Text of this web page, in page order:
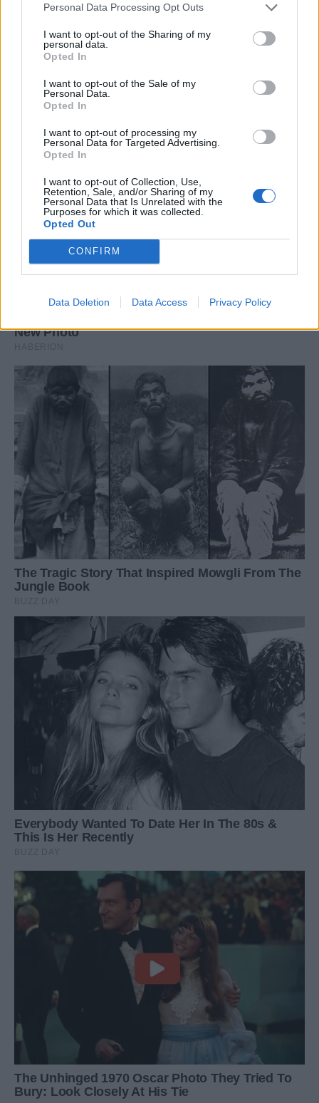
Personal Data Processing Opt Outs
I want to opt-out of the Sharing of my
personal data.
Opted In
I want to opt-out of the Sale of my
Personal Data.
Opted In
I want to opt-out of processing my
Personal Data for Targeted Advertising.
Opted In
I want to opt-out of Collection, Use,
Retention, Sale, and/or Sharing of my
Personal Data that Is Unrelated with the
Purposes for which it was collected.
Opted Out
CONFIRM
Data Deletion Data Access Privacy Policy